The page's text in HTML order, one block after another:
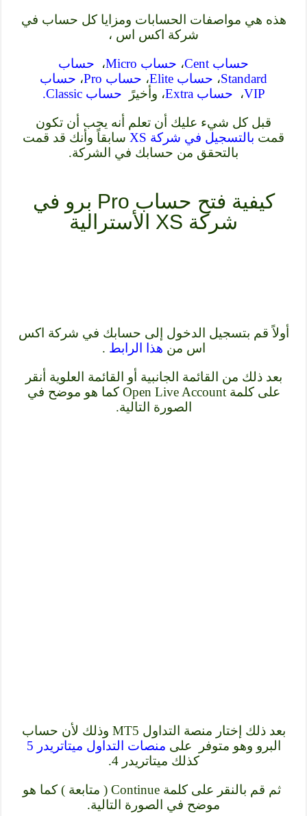
هذه هي مواصفات الحسابات ومزايا كل حساب في
شركة اكس اس ،
حساب Cent
، حساب Micro ، حساب
Standard، حساب Elite ، حساب Pro ، حساب
VIP، حساب Extra ، وأخيرً حساب Classic.
قبل كل شيء عليك أن تعلم أنه يجب أن تكون
قمت بالتسجيل في شركة XS
سابقاً وأنك قد قمت
بالتحقق من حسابك في الشركة.
كيفية فتح حساب Pro برو في
شركة XS الأسترالية
أولاً قم بتسجيل الدخول إلى حسابك في شركة اكس
اس من هذا الرابط .
بعد ذلك من القائمة الجانبية أو القائمة العلوية أنقر
على كلمة Open Live Account كما هو موضح في
الصورة التالية.
بعد ذلك إختار منصة التداول MT5 وذلك لأن حساب
البرو وهو متوفر على منصات التداول ميتاتريدر 5
كذلك ميتاتريدر 4.
ثم قم بالنقر على كلمة Continue ( متابعة ) كما هو
موضح في الصورة التالية.